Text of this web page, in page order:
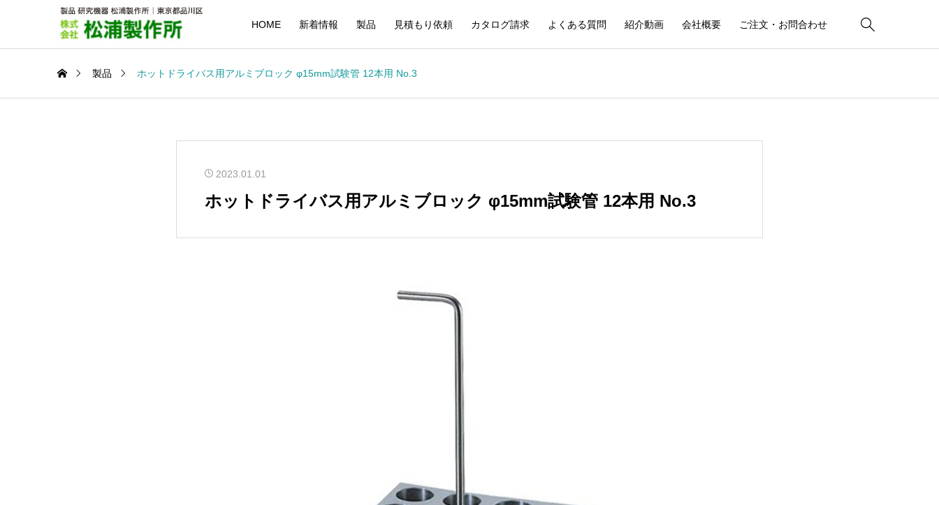
HOME 新着情報 製品 見積もり依頼 カタログ請求 よくある質問 紹介動画 会社概要 ご注文・お問合わせ 
製品 ホットドライバス用アルミブロック φ15mm試験管 12本用 No.3
2023.01.01
ホットドライバス用アルミブロック φ15mm試験管 12本用 No.3